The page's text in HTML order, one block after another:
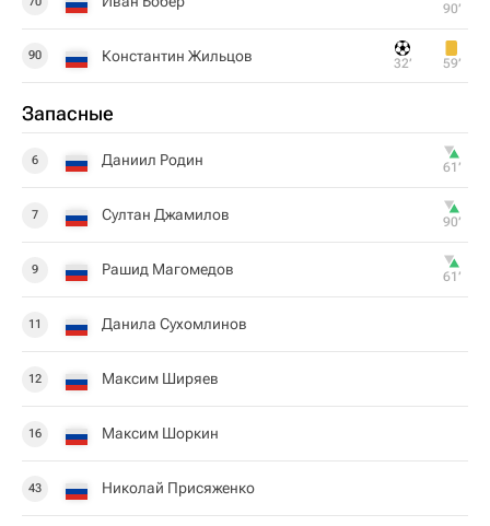
90‎’‎
90 Константин Жильцов 32‎’‎ 59‎’‎
Запасные
6 Даниил Родин 61‎’‎
7 Султан Джамилов 90‎’‎
9 Рашид Магомедов 61‎’‎
11 Данила Сухомлинов
12 Максим Ширяев
16 Максим Шоркин
43 Николай Присяженко